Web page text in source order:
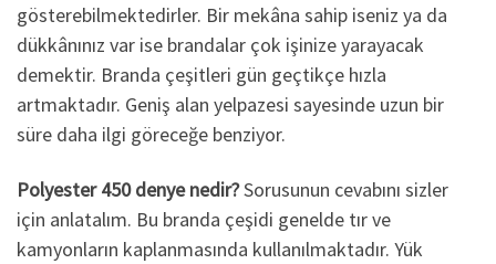
gösterebilmektedirler. Bir mekâna sahip iseniz ya da
dükkânınız var ise brandalar çok işinize yarayacak
demektir. Branda çeşitleri gün geçtikçe hızla
artmaktadır. Geniş alan yelpazesi sayesinde uzun bir
süre daha ilgi göreceğe benziyor.
Polyester 450 denye nedir?Sorusunun cevabını sizler
için anlatalım. Bu branda çeşidi genelde tır ve
kamyonların kaplanmasında kullanılmaktadır. Yük